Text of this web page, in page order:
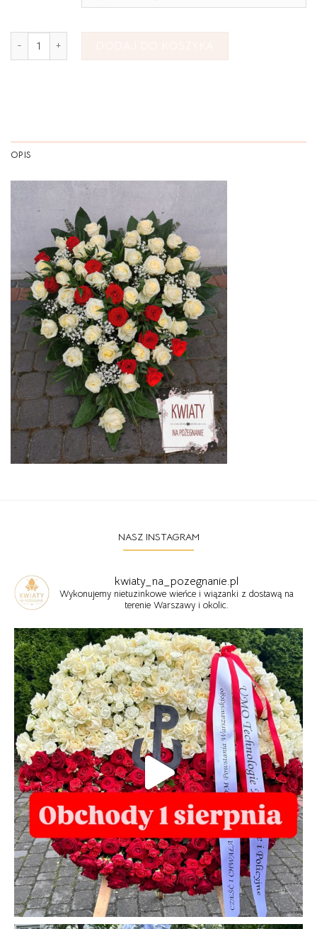
OPIS
NASZ INSTAGRAM
kwiaty_na_pozegnanie.pl
Wykonujemy nietuzinkowe wieńce i wiązanki z dostawą na
terenie Warszawy i okolic.